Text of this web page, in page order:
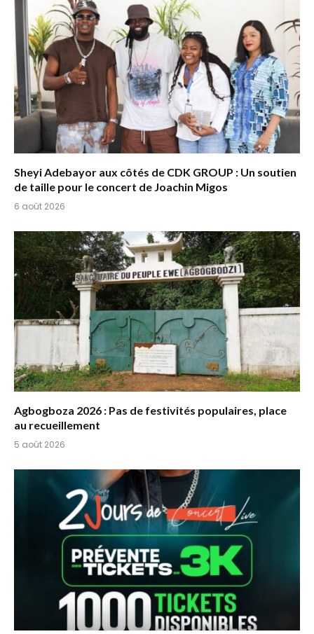
Sheyi Adebayor aux côtés de CDK GROUP : Un soutien
de taille pour le concert de Joachin Migos
6 août 2026
Agbogboza 2026 : Pas de festivités populaires, place
au recueillement
5 août 2026